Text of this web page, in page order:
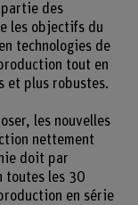
des
les objectifs du
technologies de
tout en
et plus robustes.
les nouvelles
nettement
doit par
toutes les 30
en série